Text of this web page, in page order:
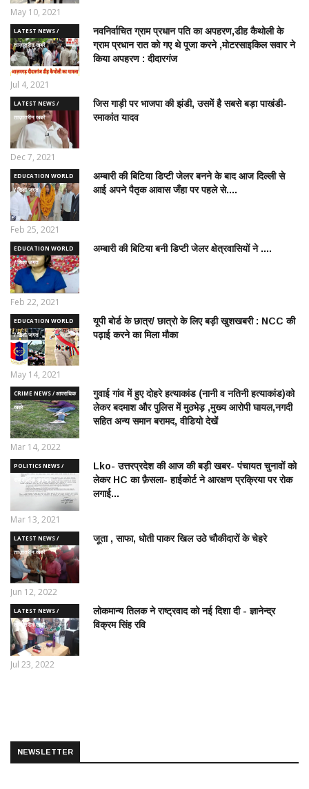
May 10, 2021
LATEST NEWS /
ताज़ातरीन खबरें
नवनिर्वाचित ग्राम प्रधान पति का अपहरण,डीह कैथोली के
ग्राम प्रधान रात को गए थे पूजा करने ,मोटरसाइकिल सवार ने
किया अपहरण : दीदारगंज
Jul 4, 2021
LATEST NEWS /
ताज़ातरीन खबरें
जिस गाड़ी पर भाजपा की झंडी, उसमें है सबसे बड़ा पाखंडी-
रमाकांत यादव
Dec 7, 2021
EDUCATION WORLD
/ शिक्षा जगत
अम्बारी की बिटिया डिप्टी जेलर बनने के बाद आज दिल्ली से
आई अपने पैतृक आवास जँहा पर पहले से....
Feb 25, 2021
EDUCATION WORLD
/ शिक्षा जगत
अम्बारी की बिटिया बनी डिप्टी जेलर क्षेत्रवासियों ने ....
Feb 22, 2021
EDUCATION WORLD
/ शिक्षा जगत
यूपी बोर्ड के छात्र/ छात्रो के लिए बड़ी खुशखबरी : NCC की
पढ़ाई करने का मिला मौका
May 14, 2021
CRIME NEWS / आपराधिक
ख़बरे
गुवाई गांव में हुए दोहरे हत्याकांड (नानी व नतिनी हत्याकांड)को
लेकर बदमाश और पुलिस में मुठभेड़ ,मुख्य आरोपी घायल,नगदी
सहित अन्य समान बरामद, वीडियो देखें
Mar 14, 2022
POLITICS NEWS /
राजनीतिक समाचार
Lko- उत्तरप्रदेश की आज की बड़ी खबर- पंचायत चुनावों को
लेकर HC का फ़ैसला- हाईकोर्ट ने आरक्षण प्रक्रिया पर रोक
लगाई...
Mar 13, 2021
LATEST NEWS /
ताज़ातरीन खबरें
जूता , साफा, धोती पाकर खिल उठे चौकीदारों के चेहरे
Jun 12, 2022
LATEST NEWS /
ताज़ातरीन खबरें
लोकमान्य तिलक ने राष्ट्रवाद को नई दिशा दी - ज्ञानेन्द्र
विक्रम सिंह रवि
Jul 23, 2022
NEWSLETTER